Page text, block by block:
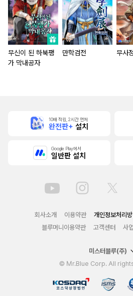
무신이 된 하북팽
가 막내공자
만학검전 무사
10배 적립, 2시간 먼저
완전판+ 설치
Google Play에서
일반판 설치
회사소개 이용약관 개인정보처리방
블루머니이용약관
고객센터 사
미스터블루(주)
© Mr.Blue Corp. All